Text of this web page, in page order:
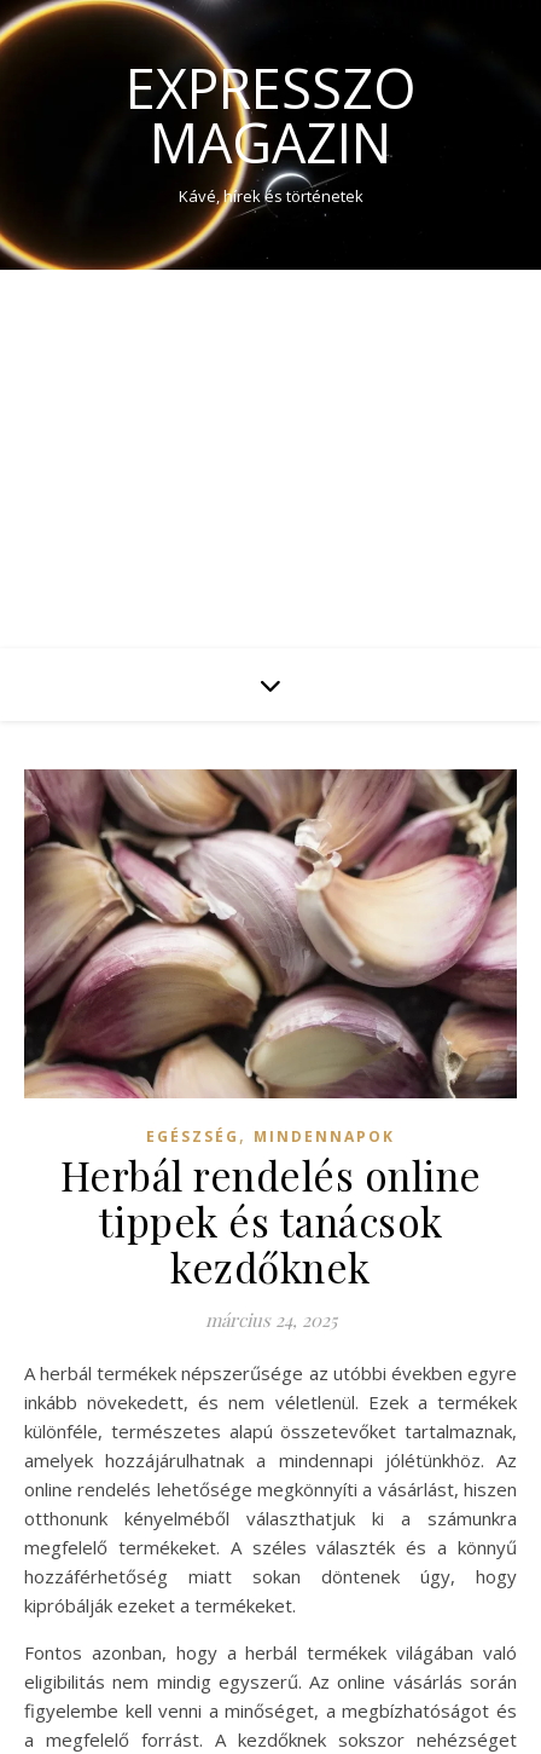
EXPRESSZO
MAGAZIN
Kávé, hírek és történetek
EGÉSZSÉG , MINDENNAPOK
Herbál rendelés online
tippek és tanácsok
kezdőknek
március 24, 2025
A herbál termékek népszerűsége az utóbbi években egyre
inkább növekedett, és nem véletlenül. Ezek a termékek
különféle, természetes alapú összetevőket tartalmaznak,
amelyek hozzájárulhatnak a mindennapi jólétünkhöz. Az
online rendelés lehetősége megkönnyíti a vásárlást, hiszen
otthonunk kényelméből választhatjuk ki a számunkra
megfelelő termékeket. A széles választék és a könnyű
hozzáférhetőség miatt sokan döntenek úgy, hogy
kipróbálják ezeket a termékeket.
Fontos azonban, hogy a herbál termékek világában való
eligibilitás nem mindig egyszerű. Az online vásárlás során
figyelembe kell venni a minőséget, a megbízhatóságot és
a megfelelő forrást. A kezdőknek sokszor nehézséget